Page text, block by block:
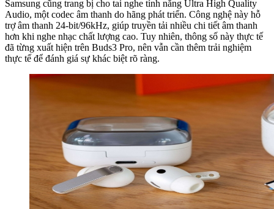
Samsung cũng trang bị cho tai nghe tính năng Ultra High Quality
Audio, một codec âm thanh do hãng phát triển. Công nghệ này hỗ
trợ âm thanh 24-bit/96kHz, giúp truyền tải nhiều chi tiết âm thanh
hơn khi nghe nhạc chất lượng cao. Tuy nhiên, thông số này thực tế
đã từng xuất hiện trên Buds3 Pro, nên vẫn cần thêm trải nghiệm
thực tế để đánh giá sự khác biệt rõ ràng.